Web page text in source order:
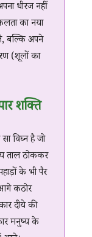
धीरज नहीं
का नया
बल्कि अपने
(शूलों का
शक्ति
विघ्न है जो
ताल ठोककर
के भी पैर
कठोर
दीये की
मनुष्य के